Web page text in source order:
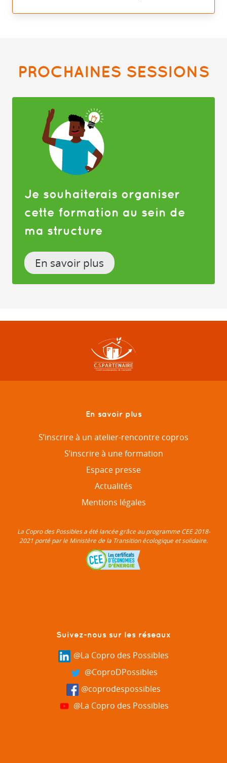
PROCHAINES SESSIONS
Je souhaiterais organiser
cette formation au sein de
ma structure
En savoir plus
En savoir plus
S’inscrire à un atelier-rencontre copros
S’inscrire à une formation
Espace presse
Actualités
Mentions légales
La Copro des Possibles a été lancée grâce au programme CEE 2018-
2021 porté par le Ministère de la Transition écologique et solidaire.
Suivez-nous sur les réseaux
@La Copro des Possibles
@CoproDPossibles
@coprodespossibles
@La Copro des Possibles